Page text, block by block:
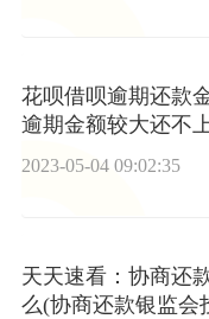
花呗借呗逾期还款
逾期金额较大还不
2023-05-04 09:02:35
天天速看：协商还
么(协商还款银监会